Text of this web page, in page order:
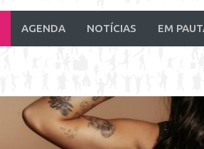
AGENDA NOTÍCIAS EM